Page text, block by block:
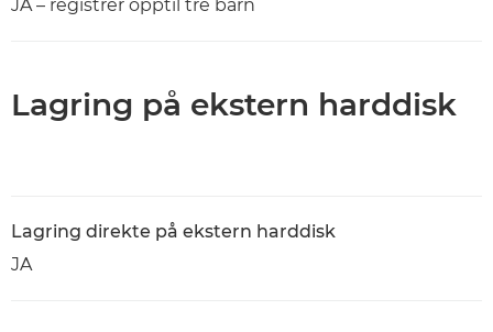
JA – registrer opptil tre barn
Lagring på ekstern harddisk
Lagring direkte på ekstern harddisk
JA